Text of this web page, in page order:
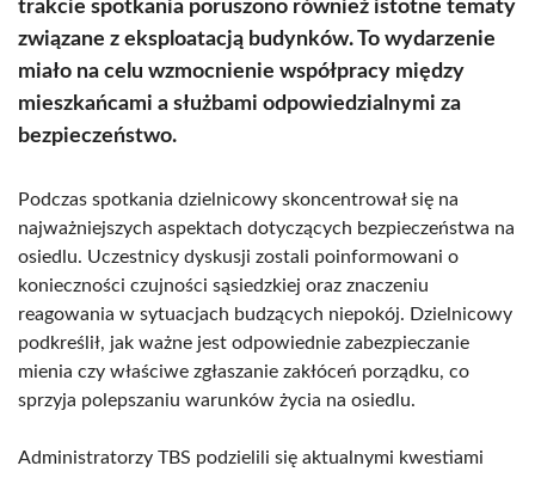
trakcie spotkania poruszono również istotne tematy
związane z eksploatacją budynków. To wydarzenie
miało na celu wzmocnienie współpracy między
mieszkańcami a służbami odpowiedzialnymi za
bezpieczeństwo.
Podczas spotkania dzielnicowy skoncentrował się na
najważniejszych aspektach dotyczących bezpieczeństwa na
osiedlu. Uczestnicy dyskusji zostali poinformowani o
konieczności czujności sąsiedzkiej oraz znaczeniu
reagowania w sytuacjach budzących niepokój. Dzielnicowy
podkreślił, jak ważne jest odpowiednie zabezpieczanie
mienia czy właściwe zgłaszanie zakłóceń porządku, co
sprzyja polepszaniu warunków życia na osiedlu.
Administratorzy TBS podzielili się aktualnymi kwestiami